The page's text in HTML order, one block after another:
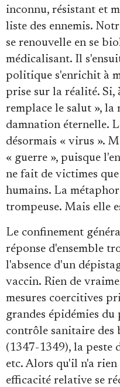
inconnu, résistant et
liste des ennemis.
se renouvelle en se
médicalisant. Il
politique s'enrichit à
prise sur la réalité. Si,
remplace le salut », la
damnation éternelle.
désormais « virus ».
« guerre », puisque
ne fait de victimes
humains. La
trompeuse. Mais elle
Le confinement
réponse d'ensemble
l'absence d'un
vaccin. Rien de
mesures coercitives
grandes épidémies du
contrôle sanitaire des
(1347-1349), la peste
etc. Alors qu'il n'a rien
efficacité relative se